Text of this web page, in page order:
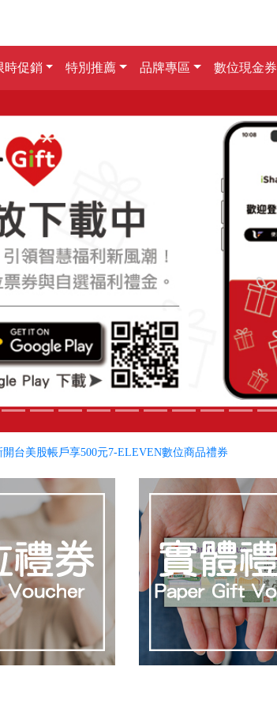
時促銷 特別推薦 品牌專區 數位現金券
台美股帳戶享500元7-ELEVEN數位商品禮券